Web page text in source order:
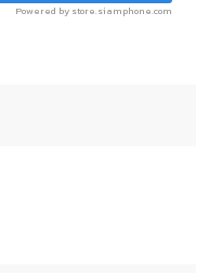
Powered by store.siamphone.com